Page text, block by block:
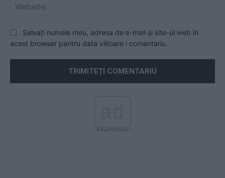
Salvați numele meu, adresa de e-mail și site-ul web în
acest browser pentru data viitoare i comentariu.
- Advertisment -